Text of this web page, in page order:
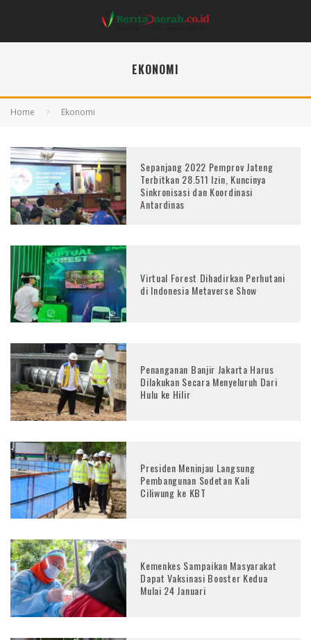
EKONOMI
Home Ekonomi
Sepanjang 2022 Pemprov Jateng
Terbitkan 28.511 Izin, Kuncinya
Sinkronisasi dan Koordinasi
Antardinas
Virtual Forest Dihadirkan Perhutani
di Indonesia Metaverse Show
Penanganan Banjir Jakarta Harus
Dilakukan Secara Menyeluruh Dari
Hulu ke Hilir
Presiden Meninjau Langsung
Pembangunan Sodetan Kali
Ciliwung ke KBT
Kemenkes Sampaikan Masyarakat
Dapat Vaksinasi Booster Kedua
Mulai 24 Januari